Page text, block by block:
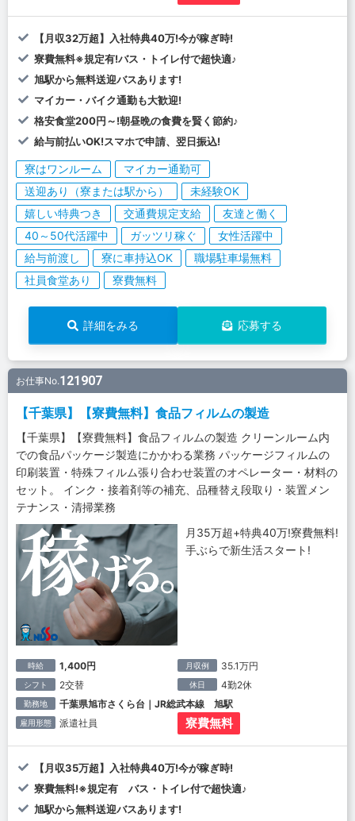
【月収32万超】入社特典40万!今が稼ぎ時!
寮費無料※規定有!バス・トイレ付で超快適♪
旭駅から無料送迎バスあります!
マイカー・バイク通勤も大歓迎!
格安食堂200円～!朝昼晩の食費を賢く節約♪
給与前払いOK!スマホで申請、翌日振込!
寮はワンルーム
マイカー通勤可
送迎あり（寮または駅から）
未経験OK
嬉しい特典つき
交通費規定支給
友達と働く
40～50代活躍中
ガッツリ稼ぐ
女性活躍中
給与前渡し
寮に車持込OK
職場駐車場無料
社員食堂あり
寮費無料
詳細をみる 応募する
お仕事No.121907
【千葉県】【寮費無料】食品フィルムの製造
【千葉県】【寮費無料】食品フィルムの製造 クリーンルーム内
での食品パッケージ製造にかかわる業務 パッケージフィルムの
印刷装置・特殊フィルム張り合わせ装置のオペレーター・材料の
セット。 インク・接着剤等の補充、品種替え段取り・装置メン
テナンス・清掃業務
月35万超+特典40万!寮費無料!
手ぶらで新生活スタート!
時給 1,400円 月収例 35.1万円
シフト 2交替 休日 4勤2休
勤務地 千葉県旭市さくら台｜JR総武本線 旭駅
雇用形態 派遣社員 寮費無料
【月収35万超】入社特典40万!今が稼ぎ時!
寮費無料!※規定有 バス・トイレ付で超快適♪
旭駅から無料送迎バスあります!